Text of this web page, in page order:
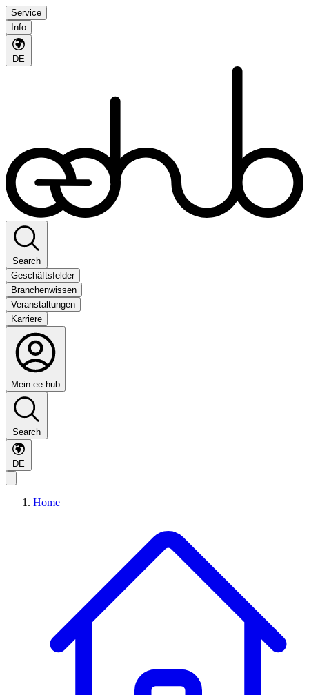
Service
Info
DE
Search
Geschäftsfelder
Branchenwissen
Veranstaltungen
Karriere
Mein ee-hub
Search
DE
Home